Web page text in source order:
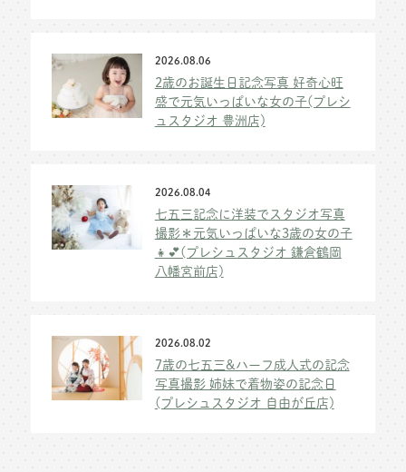
2026.08.06
2歳のお誕生日記念写真 好奇心旺
盛で元気いっぱいな女の子(プレシ
ュスタジオ 豊洲店)
2026.08.04
七五三記念に洋装でスタジオ写真
撮影＊元気いっぱいな3歳の女の子
👧💕(プレシュスタジオ 鎌倉鶴岡
八幡宮前店)
2026.08.02
7歳の七五三&ハーフ成人式の記念
写真撮影 姉妹で着物姿の記念日
(プレシュスタジオ 自由が丘店)